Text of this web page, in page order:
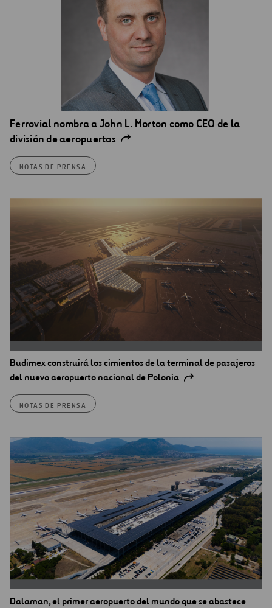
Ferrovial nombra a John L. Morton como CEO de la
división de aeropuertos
NOTAS DE PRENSA
Budimex construirá los cimientos de la terminal de pasajeros
del nuevo aeropuerto nacional de Polonia
NOTAS DE PRENSA
Dalaman, el primer aeropuerto del mundo que se abastece